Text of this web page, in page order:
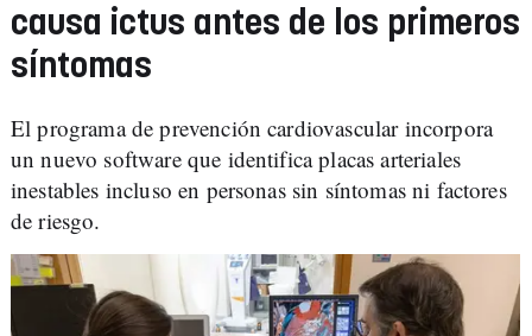
causa ictus antes de los primeros
síntomas
El programa de prevención cardiovascular incorpora
un nuevo software que identifica placas arteriales
inestables incluso en personas sin síntomas ni factores
de riesgo.